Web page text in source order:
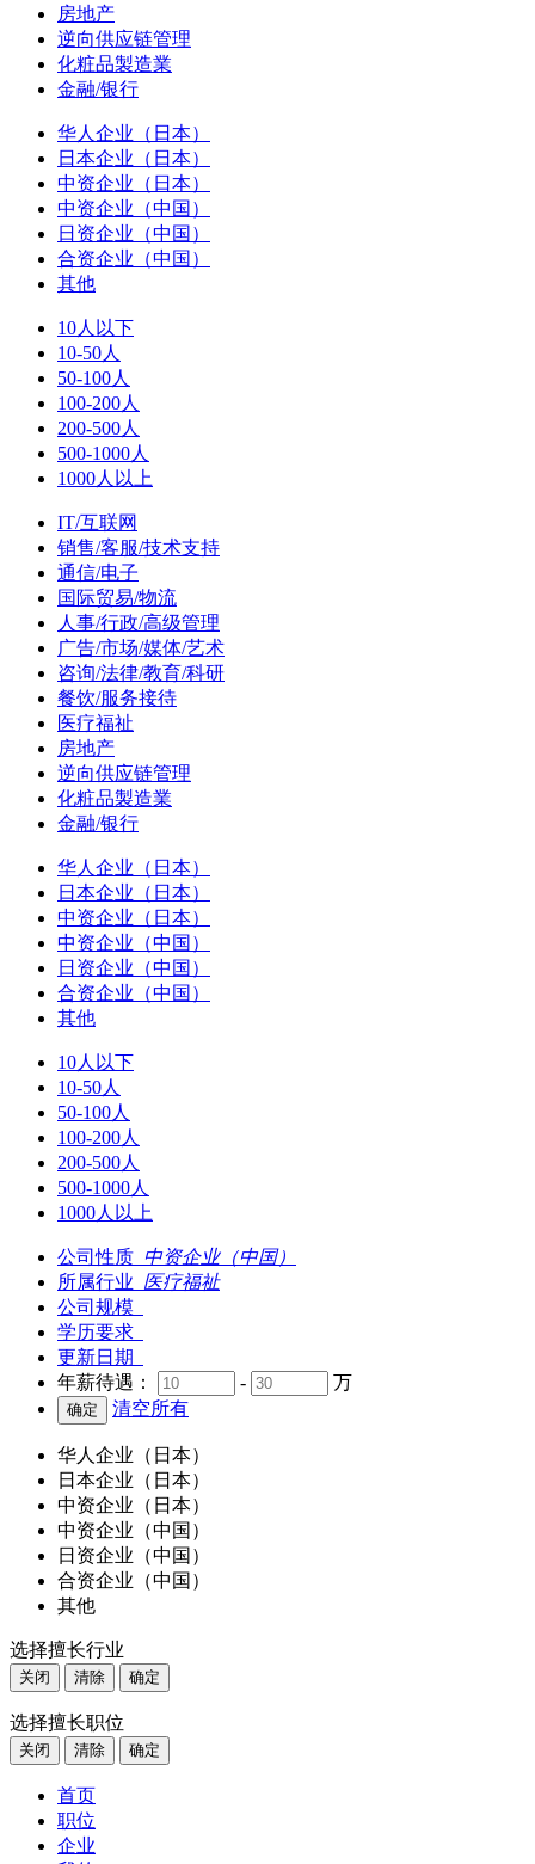
房地产
逆向供应链管理
化粧品製造業
金融/银行
华人企业（日本）
日本企业（日本）
中资企业（日本）
中资企业（中国）
日资企业（中国）
合资企业（中国）
其他
10人以下
10-50人
50-100人
100-200人
200-500人
500-1000人
1000人以上
IT/互联网
销售/客服/技术支持
通信/电子
国际贸易/物流
人事/行政/高级管理
广告/市场/媒体/艺术
咨询/法律/教育/科研
餐饮/服务接待
医疗福祉
房地产
逆向供应链管理
化粧品製造業
金融/银行
华人企业（日本）
日本企业（日本）
中资企业（日本）
中资企业（中国）
日资企业（中国）
合资企业（中国）
其他
10人以下
10-50人
50-100人
100-200人
200-500人
500-1000人
1000人以上
公司性质 中资企业（中国）
所属行业 医疗福祉
公司规模
学历要求
更新日期
年薪待遇：
-
万
清空所有
华人企业（日本）
日本企业（日本）
中资企业（日本）
中资企业（中国）
日资企业（中国）
合资企业（中国）
其他
选择擅长行业
关闭 清除 确定
选择擅长职位
关闭 清除 确定
首页
职位
企业